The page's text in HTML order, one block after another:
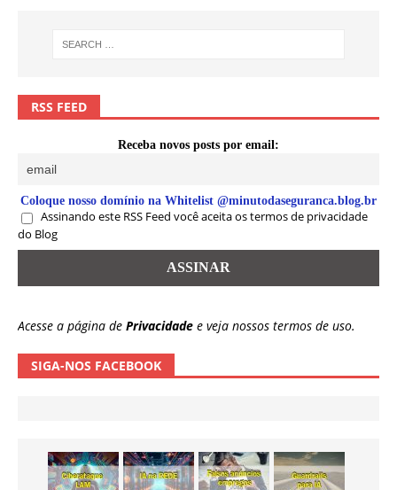
RSS FEED
Receba novos posts por email:
Coloque nosso domínio na Whitelist @minutodaseguranca.blog.br
Assinando este RSS Feed você aceita os termos de privacidade
do Blog
Acesse a página de Privacidade e veja nossos termos de uso.
SIGA-NOS FACEBOOK